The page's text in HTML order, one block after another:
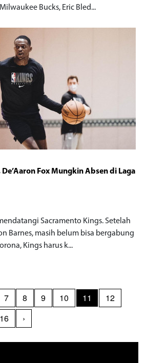
Bucks, Eric Bled...
Fox Mungkin Absen di Laga
Sacramento Kings. Setelah
Barnes, masih belum bisa bergabung
Kings harus k...
7 8 9 10 11
12
16 ›